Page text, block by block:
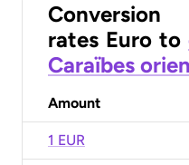
Conversion
rates Euro to
Caraïbes
Amount
1 EUR